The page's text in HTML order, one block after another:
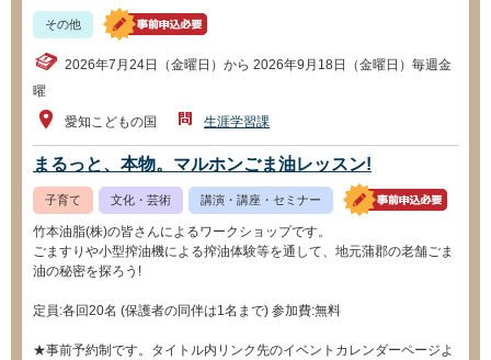
その他
2026年7月24日（金曜日）から 2026年9月18日（金曜日）毎週金
曜
愛知こどもの国
生涯学習課
まるっと、本物。マルホンごま油レッスン!
子育て 文化・芸術 講演・講座・セミナー
竹本油脂(株)の皆さんによるワークショップです。
ごますりや小型搾油機による搾油体験等を通して、地元蒲郡の老舗ごま
油の秘密を探ろう!
定員:各回20名 (保護者の同伴は1名まで) 参加費:無料
★事前予約制です。タイトル内リンク先のイベントカレンダーページよ